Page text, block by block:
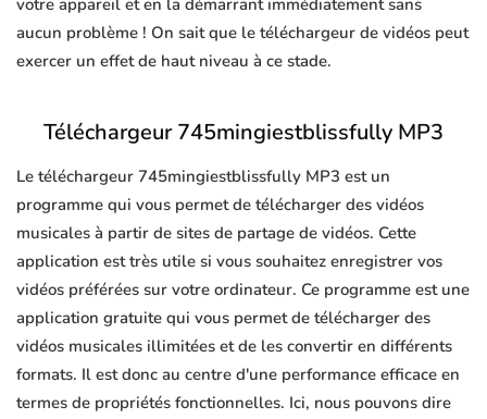
votre appareil et en la démarrant immédiatement sans
aucun problème ! On sait que le téléchargeur de vidéos peut
exercer un effet de haut niveau à ce stade.
Téléchargeur 745mingiestblissfully MP3
Le téléchargeur 745mingiestblissfully MP3 est un
programme qui vous permet de télécharger des vidéos
musicales à partir de sites de partage de vidéos. Cette
application est très utile si vous souhaitez enregistrer vos
vidéos préférées sur votre ordinateur. Ce programme est une
application gratuite qui vous permet de télécharger des
vidéos musicales illimitées et de les convertir en différents
formats. Il est donc au centre d'une performance efficace en
termes de propriétés fonctionnelles. Ici, nous pouvons dire